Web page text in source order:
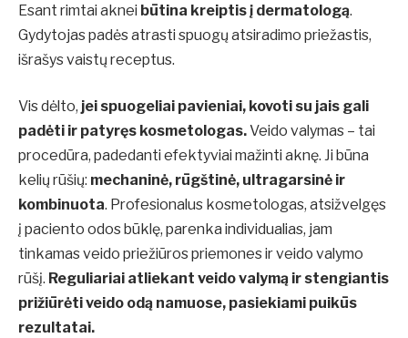
Esant rimtai aknei būtina kreiptis į dermatologą.
Gydytojas padės atrasti spuogų atsiradimo priežastis,
išrašys vaistų receptus.
Vis dėlto, jei spuogeliai pavieniai, kovoti su jais gali
padėti ir patyręs kosmetologas.Veido valymas – tai
procedūra, padedanti efektyviai mažinti aknę. Ji būna
kelių rūšių: mechaninė, rūgštinė, ultragarsinė ir
kombinuota. Profesionalus kosmetologas, atsižvelgęs
į paciento odos būklę, parenka individualias, jam
tinkamas veido priežiūros priemones ir veido valymo
rūšį. Reguliariai atliekant veido valymą ir stengiantis
prižiūrėti veido odą namuose, pasiekiami puikūs
rezultatai.